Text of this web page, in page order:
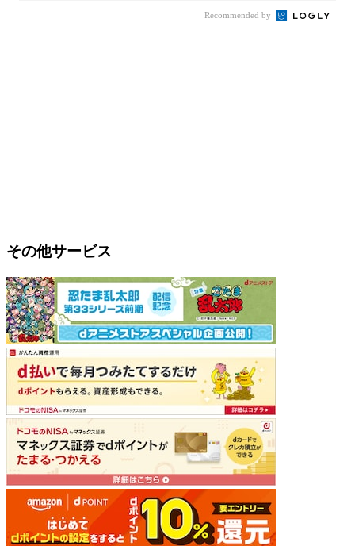
Recommended by
その他サービス